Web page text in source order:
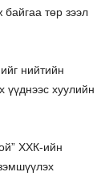
төр зээл
нийтийн
үүднээс хуулийн
ХХК-ийн